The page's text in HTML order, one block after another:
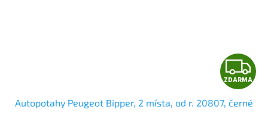
Z
D
ZDARMA
Autopotahy Peugeot Bipper, 2 místa, od r. 20807, černé